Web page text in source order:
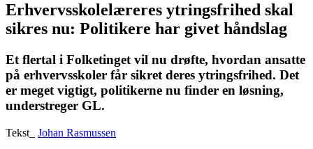
Erhvervsskolelæreres ytringsfrihed skal
sikres nu: Politikere har givet håndslag
Et flertal i Folketinget vil nu drøfte, hvordan ansatte
på erhvervsskoler får sikret deres ytringsfrihed. Det
er meget vigtigt, politikerne nu finder en løsning,
understreger GL.
Tekst_ Johan Rasmussen